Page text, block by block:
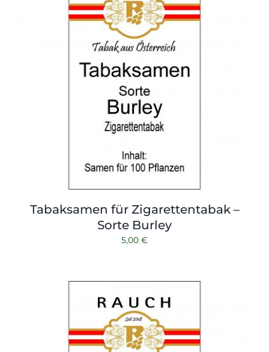
Tabaksamen für Zigarettentabak –
Sorte Burley
5,00 €